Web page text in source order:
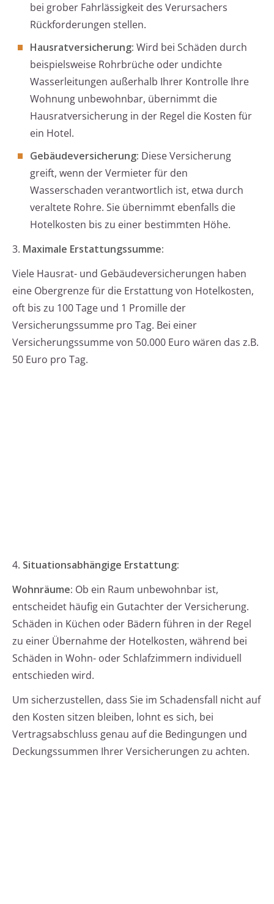
bei grober Fahrlässigkeit des Verursachers
Rückforderungen stellen.
Hausratversicherung: Wird bei Schäden durch
beispielsweise Rohrbrüche oder undichte
Wasserleitungen außerhalb Ihrer Kontrolle Ihre
Wohnung unbewohnbar, übernimmt die
Hausratversicherung in der Regel die Kosten für
ein Hotel.
Gebäudeversicherung: Diese Versicherung
greift, wenn der Vermieter für den
Wasserschaden verantwortlich ist, etwa durch
veraltete Rohre. Sie übernimmt ebenfalls die
Hotelkosten bis zu einer bestimmten Höhe.
3. Maximale Erstattungssumme:
Viele Hausrat- und Gebäudeversicherungen haben
eine Obergrenze für die Erstattung von Hotelkosten,
oft bis zu 100 Tage und 1 Promille der
Versicherungssumme pro Tag. Bei einer
Versicherungssumme von 50.000 Euro wären das z.B.
50 Euro pro Tag.
4. Situationsabhängige Erstattung:
Wohnräume: Ob ein Raum unbewohnbar ist,
entscheidet häufig ein Gutachter der Versicherung.
Schäden in Küchen oder Bädern führen in der Regel
zu einer Übernahme der Hotelkosten, während bei
Schäden in Wohn- oder Schlafzimmern individuell
entschieden wird.
Um sicherzustellen, dass Sie im Schadensfall nicht auf
den Kosten sitzen bleiben, lohnt es sich, bei
Vertragsabschluss genau auf die Bedingungen und
Deckungssummen Ihrer Versicherungen zu achten.